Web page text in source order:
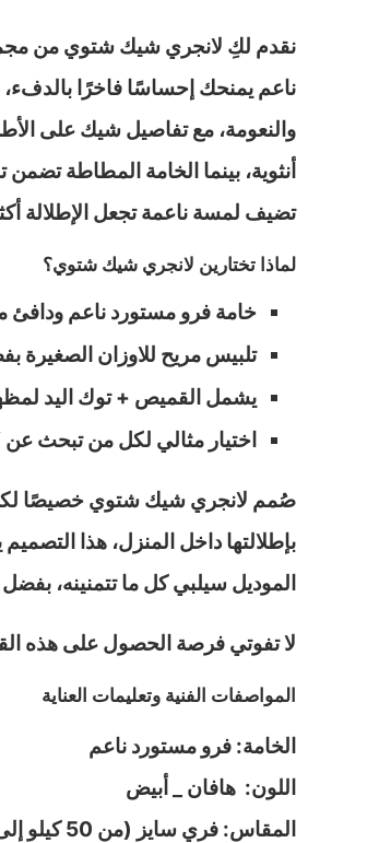
نقدم لكِ لانجري شيك شتوي من
ناعم يمنحك إحساسًا فاخرًا
والنعومة، مع تفاصيل شيك على
تضيف لمسة ناعمة تجعل الإطلالة
لماذا تختارين لانجري شيك شتوي؟
خامة فرو مستورد ناعم ودافئ
تلبيس مريح للاوزان الصغيرة
يشمل القميص + توك اليد
اختيار مثالي لكل من تبحث
صُمم لانجري شيك شتوي خصيصًا لكل
بإطلالتها داخل المنزل، هذا
الموديل سيلبي كل ما تتمنينه،
لا تفوتي فرصة الحصول على هذه
المواصفات الفنية وتعليمات العناية
الخامة: فرو مستورد ناعم
اللون: هافان _ أبيض
المقاس: فري سايز (من 50 كيلو إلى 75 كيلو)